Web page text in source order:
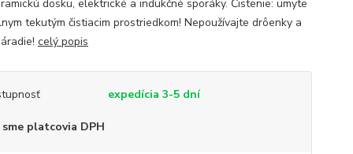
dosku, elektrické a indukčné sporáky. Čistenie: umyte
tekutým čistiacim prostriedkom! Nepoužívajte drôenky a
celý popis
expedícia 3-5 dní
sme platcovia DPH